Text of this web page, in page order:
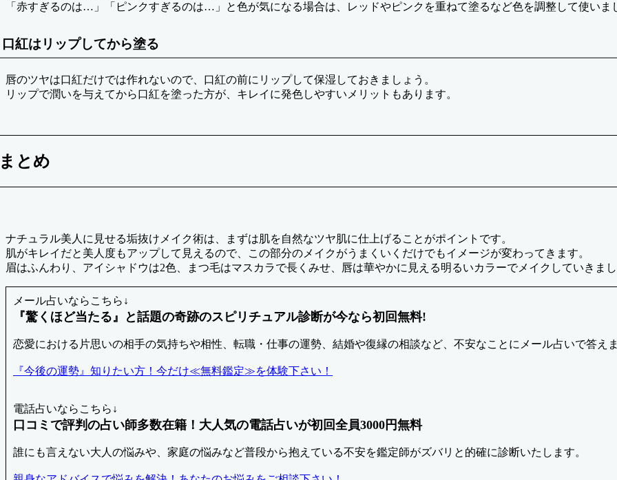
「赤すぎるのは…」「ピンクすぎるのは…」と色が気になる場合は、レッドやピンクを重ねて塗るなど色を調整して使いま
口紅はリップしてから塗る
唇のツヤは口紅だけでは作れないので、口紅の前にリップして保湿しておきましょう。
リップで潤いを与えてから口紅を塗った方が、キレイに発色しやすいメリットもあります。
とめ
ナチュラル美人に見せる垢抜けメイク術は、まずは肌を自然なツヤ肌に仕上げることがポイントです。
肌がキレイだと美人度もアップして見えるので、この部分のメイクがうまくいくだけでもイメージが変わってきます。
眉はふんわり、アイシャドウは2色、まつ毛はマスカラで長くみせ、唇は華やかに見える明るいカラーでメイクしていきま
メール占いならこちら↓
『驚くほど当たる』と話題の奇跡のスピリチュアル診断が今なら初回無料!
恋愛における片思いの相手の気持ちや相性、転職・仕事の運勢、結婚や復縁の相談など、不安なことにメール占いで答え
『今後の運勢』知りたい方！今だけ≪無料鑑定≫を体験下さい！
電話占いならこちら↓
口コミで評判の占い師多数在籍！大人気の電話占いが初回全員3000円無料
誰にも言えない大人の悩みや、家庭の悩みなど普段から抱えている不安を鑑定師がズバリと的確に診断いたします。